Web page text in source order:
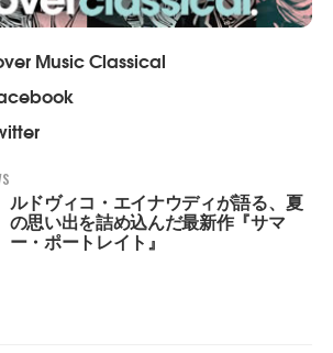
Music Classical
ルドヴィコ・エイナウディが語る、夏
の思い出を詰め込んだ最新作『サマ
ー・ポートレイト』